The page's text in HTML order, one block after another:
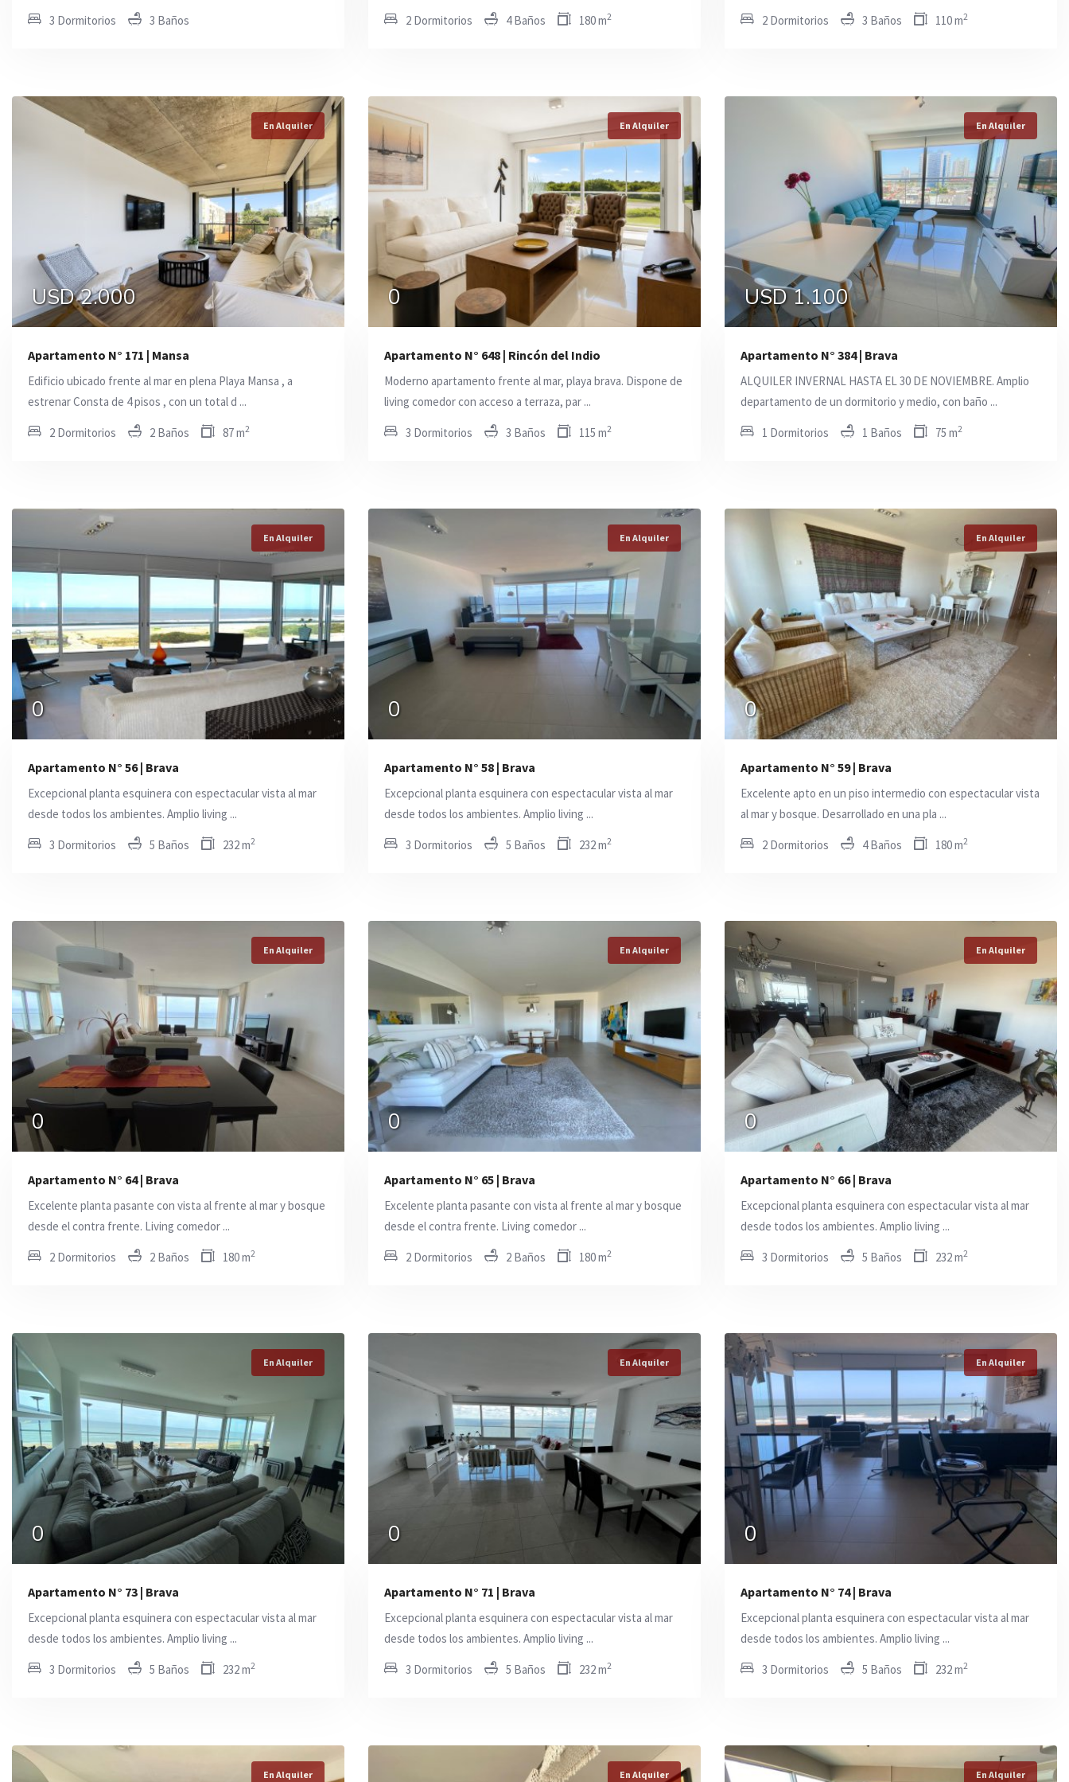
3 Dormitorios 3 Baños 2 Dormitorios 4 Baños 180 m2 2 Dormitorios 3 Baños 110 m2
En Alquiler
USD 2.000
En Alquiler
USD 2.000
En Alquiler
USD 2.000
Apartamento N° 171 | Mansa
Edificio ubicado frente al mar en plena Playa Mansa , a
estrenar Consta de 4 pisos , con un total d ...
2 Dormitorios 2 Baños 87 m2
En Alquiler
0
En Alquiler
0
En Alquiler
0
Apartamento N° 648 | Rincón del Indio
Moderno apartamento frente al mar, playa brava. Dispone de
living comedor con acceso a terraza, par ...
3 Dormitorios 3 Baños 115 m2
En Alquiler
USD 1.100
En Alquiler
USD 1.100
En Alquiler
USD 1.100
Apartamento N° 384 | Brava
ALQUILER INVERNAL HASTA EL 30 DE NOVIEMBRE. Amplio
departamento de un dormitorio y medio, con baño ...
1 Dormitorios 1 Baños 75 m2
En Alquiler
0
En Alquiler En Alquiler
Apartamento N° 56 | Brava
Excepcional planta esquinera con espectacular vista al mar
desde todos los ambientes. Amplio living ...
3 Dormitorios 5 Baños 232 m2
En Alquiler
0
En Alquiler
0
En Alquiler
0
Apartamento N° 58 | Brava
Excepcional planta esquinera con espectacular vista al mar
desde todos los ambientes. Amplio living ...
3 Dormitorios 5 Baños 232 m2
En Alquiler
0
En Alquiler En Alquiler
0
Apartamento N° 59 | Brava
Excelente apto en un piso intermedio con espectacular vista
al mar y bosque. Desarrollado en una pla ...
2 Dormitorios 4 Baños 180 m2
En Alquiler
0
En Alquiler
0
En Alquiler
Apartamento N° 64 | Brava
Excelente planta pasante con vista al frente al mar y bosque
desde el contra frente. Living comedor ...
2 Dormitorios 2 Baños 180 m2
En Alquiler En Alquiler
0
En Alquiler
0
Apartamento N° 65 | Brava
Excelente planta pasante con vista al frente al mar y bosque
desde el contra frente. Living comedor ...
2 Dormitorios 2 Baños 180 m2
En Alquiler En Alquiler
0
En Alquiler
0
Apartamento N° 66 | Brava
Excepcional planta esquinera con espectacular vista al mar
desde todos los ambientes. Amplio living ...
3 Dormitorios 5 Baños 232 m2
En Alquiler
0
En Alquiler En Alquiler
Apartamento N° 73 | Brava
Excepcional planta esquinera con espectacular vista al mar
desde todos los ambientes. Amplio living ...
3 Dormitorios 5 Baños 232 m2
En Alquiler
0
En Alquiler
0
En Alquiler
0
Apartamento N° 71 | Brava
Excepcional planta esquinera con espectacular vista al mar
desde todos los ambientes. Amplio living ...
3 Dormitorios 5 Baños 232 m2
En Alquiler
0
En Alquiler En Alquiler
0
Apartamento N° 74 | Brava
Excepcional planta esquinera con espectacular vista al mar
desde todos los ambientes. Amplio living ...
3 Dormitorios 5 Baños 232 m2
En Alquiler En Alquiler En Alquiler
En Alquiler En Alquiler En Alquiler
En Alquiler En Alquiler En Alquiler